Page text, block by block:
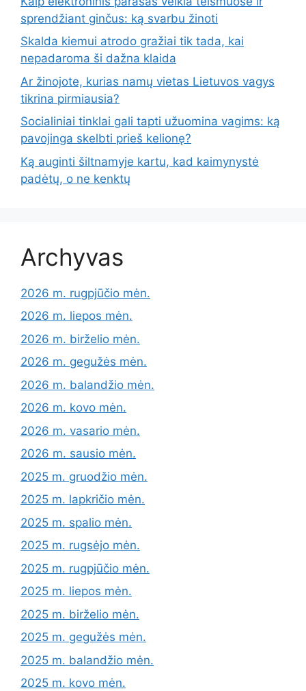
sprendžiant ginčus: ką svarbu žinoti
Skalda kiemui atrodo gražiai tik tada, kai
nepadaroma ši dažna klaida
Ar žinojote, kurias namų vietas Lietuvos vagys
tikrina pirmiausia?
Socialiniai tinklai gali tapti užuomina vagims: ką
pavojinga skelbti prieš kelionę?
Ką auginti šiltnamyje kartu, kad kaimynystė
padėtų, o ne kenktų
Archyvas
2026 m. rugpjūčio mėn.
2026 m. liepos mėn.
2026 m. birželio mėn.
2026 m. gegužės mėn.
2026 m. balandžio mėn.
2026 m. kovo mėn.
2026 m. vasario mėn.
2026 m. sausio mėn.
2025 m. gruodžio mėn.
2025 m. lapkričio mėn.
2025 m. spalio mėn.
2025 m. rugsėjo mėn.
2025 m. rugpjūčio mėn.
2025 m. liepos mėn.
2025 m. birželio mėn.
2025 m. gegužės mėn.
2025 m. balandžio mėn.
2025 m. kovo mėn.